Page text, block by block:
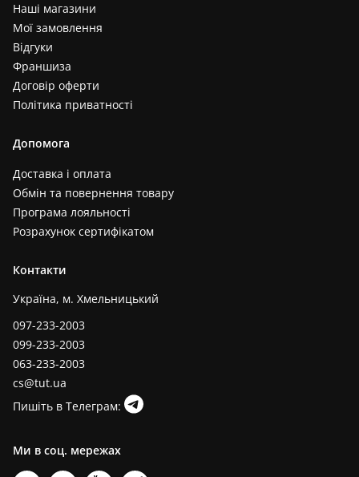
Наші магазини
Мої замовлення
Відгуки
Франшиза
Договір оферти
Політика приватності
Допомога
Доставка і оплата
Обмін та повернення товару
Програма лояльності
Розрахунок сертифікатом
Контакти
Україна, м. Хмельницький
097-233-2003
099-233-2003
063-233-2003
cs@tut.ua
Пишіть в Телеграм:
Ми в соц. мережах